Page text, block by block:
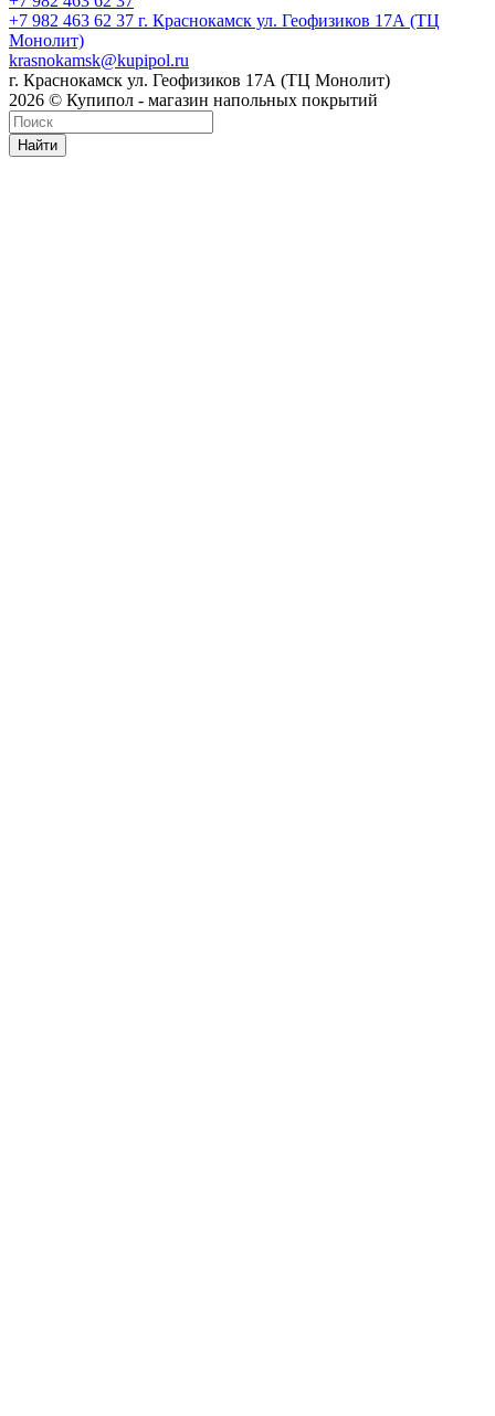
+7 982 463 62 37 г. Краснокамск ул. Геофизиков 17А (ТЦ
Монолит)
krasnokamsk@kupipol.ru
г. Краснокамск ул. Геофизиков 17А (ТЦ Монолит)
2026 © Купипол - магазин напольных покрытий
Найти